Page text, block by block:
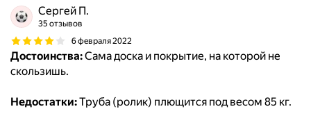
Сергей П.
35 отзывов
6 февраля 2022
Достоинства:Сама доска и покрытие, на которой не
скользишь.
Недостатки:Труба (ролик) плющится под весом 85 кг.